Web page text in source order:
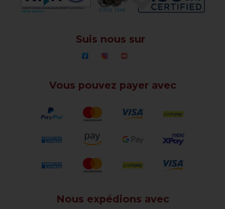
Suis nous sur
Vous pouvez payer avec
Nous expédions avec